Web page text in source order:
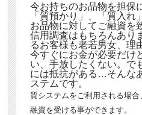
今お持ちのお品物を担保
「質預かり」、「質入れ
お品物に対してご融資を
信用調査はもちろんあり
るお客様も老若男女、理
今すぐにお金が必要だけ
い、手放したくない。で
には抵抗がある…そんな
ステムです。
質システムをご利用される場
融資を受ける事ができます。